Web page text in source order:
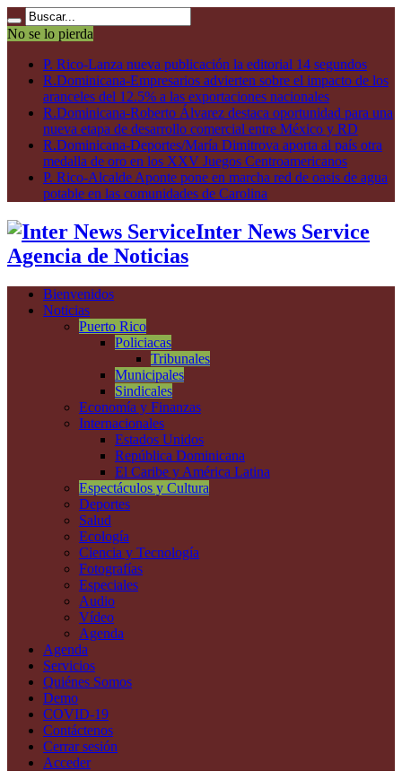
No se lo pierda
P. Rico-Lanza nueva publicación la editorial 14 segundos
R.Dominicana-Empresarios advierten sobre el impacto de los
aranceles del 12.5% a las exportaciones nacionales
R.Dominicana-Roberto Álvarez destaca oportunidad para una
nueva etapa de desarrollo comercial entre México y RD
R.Dominicana-Deportes/María Dimitrova aporta al país otra
medalla de oro en los XXV Juegos Centroamericanos
P. Rico-Alcalde Aponte pone en marcha red de oasis de agua
potable en las comunidades de Carolina
Inter News Service
Agencia de Noticias
Bienvenidos
Noticias
Puerto Rico
Policiacas
Tribunales
Municipales
Sindicales
Economía y Finanzas
Internacionales
Estados Unidos
República Dominicana
El Caribe y América Latina
Espectáculos y Cultura
Deportes
Salud
Ecología
Ciencia y Tecnología
Fotografías
Especiales
Audio
Vídeo
Agenda
Agenda
Servicios
Quiénes Somos
Demo
COVID-19
Contáctenos
Cerrar sesión
Acceder